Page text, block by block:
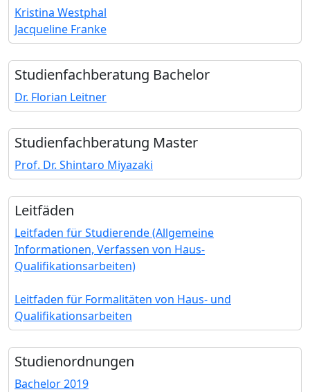
Kristina Westphal
Jacqueline Franke
Studienfach­beratung Bachelor
Dr. Florian Leitner
Studienfach­beratung Master
Prof. Dr. Shintaro Miyazaki
Leitfäden
Leitfaden für Studierende (Allgemeine
Informationen, Verfassen von Haus-
Qualifikationsarbeiten)
Leitfaden für Formalitäten von Haus- und
Qualifikationsarbeiten
Studien­ordnungen
Bachelor 2019